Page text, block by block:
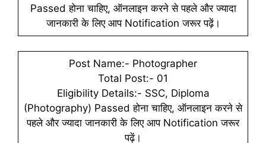
Passed होना चाहिए, ऑनलाइन करने से पहले और ज्यादा
जानकारी के लिए आप Notification जरूर पढ़ें।
Post Name:- Photographer
Total Post:- 01
Eligibility Details:- SSC, Diploma
(Photography) Passed होना चाहिए, ऑनलाइन करने से
पहले और ज्यादा जानकारी के लिए आप Notification जरूर
पढ़ें।